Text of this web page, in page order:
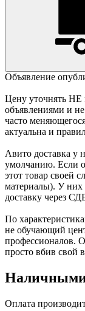
Объявление
Цену уточнять
объявлениями и
часто
актуальна и
Авито доставка у
умолчанию. Если
этот товар своей
материалы). У
доставку через
По
не обучающий
профессионалов.
просто вбив свой
Наличными
Оплата